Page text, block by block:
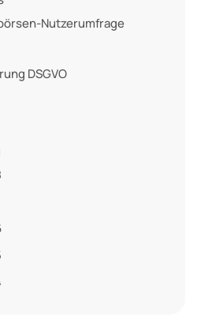
Nutzerumfrage
DSGVO